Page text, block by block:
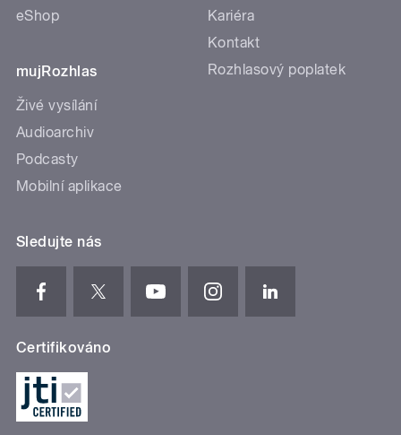
eShop
mujRozhlas
Živé vysílání
Audioarchiv
Podcasty
Mobilní aplikace
Kariéra
Kontakt
Rozhlasový poplatek
Sledujte nás
Certifikováno